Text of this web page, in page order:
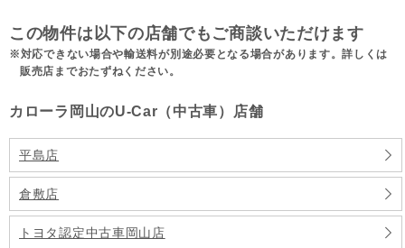
この物件は以下の店舗でもご商談いただけます
対応できない場合や輸送料が別途必要となる場合があります。詳しくは
販売店までおたずねください。
カローラ岡山のU-Car（中古車）店舗
平島店
倉敷店
トヨタ認定中古車岡山店